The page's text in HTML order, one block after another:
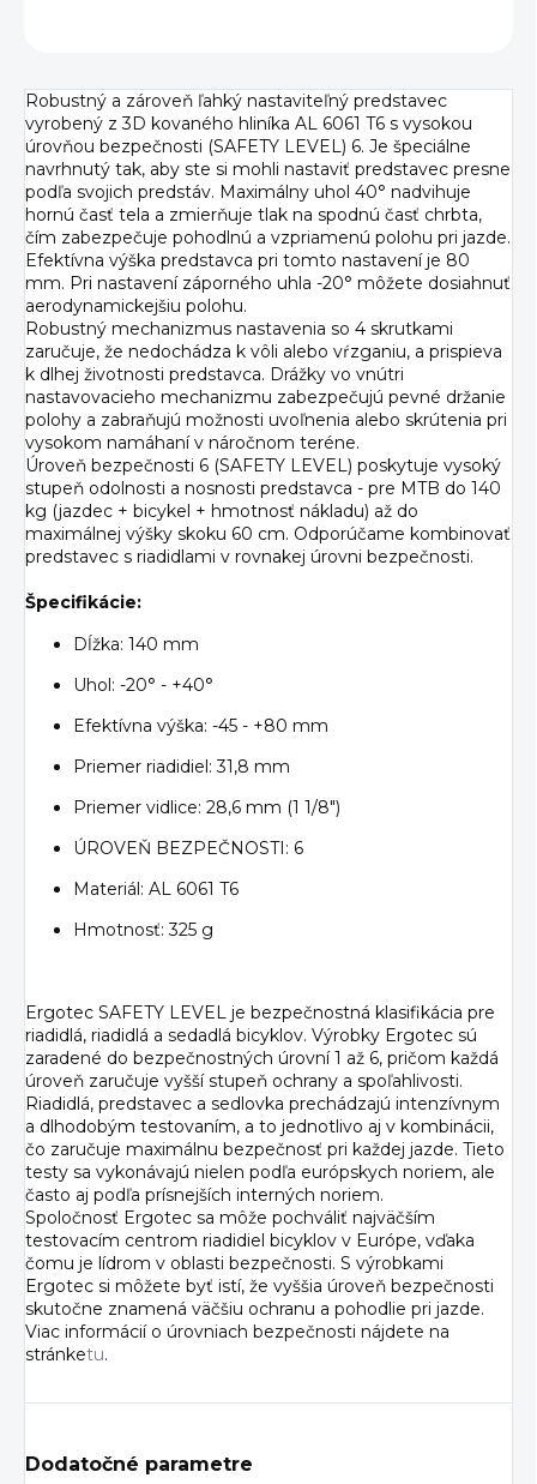
Robustný a zároveň ľahký nastaviteľný predstavec
vyrobený z 3D kovaného hliníka AL 6061 T6 s vysokou
úrovňou bezpečnosti (SAFETY LEVEL) 6. Je špeciálne
navrhnutý tak, aby ste si mohli nastaviť predstavec presne
podľa svojich predstáv. Maximálny uhol 40° nadvihuje
hornú časť tela a zmierňuje tlak na spodnú časť chrbta,
čím zabezpečuje pohodlnú a vzpriamenú polohu pri jazde.
Efektívna výška predstavca pri tomto nastavení je 80
mm. Pri nastavení záporného uhla -20° môžete dosiahnuť
aerodynamickejšiu polohu.
Robustný mechanizmus nastavenia so 4 skrutkami
zaručuje, že nedochádza k vôli alebo vŕzganiu, a prispieva
k dlhej životnosti predstavca. Drážky vo vnútri
nastavovacieho mechanizmu zabezpečujú pevné držanie
polohy a zabraňujú možnosti uvoľnenia alebo skrútenia pri
vysokom namáhaní v náročnom teréne.
Úroveň bezpečnosti 6 (SAFETY LEVEL) poskytuje vysoký
stupeň odolnosti a nosnosti predstavca - pre MTB do 140
kg (jazdec + bicykel + hmotnosť nákladu) až do
maximálnej výšky skoku 60 cm. Odporúčame kombinovať
predstavec s riadidlami v rovnakej úrovni bezpečnosti.
Špecifikácie:
Dĺžka: 140 mm
Uhol: -20° - +40°
Efektívna výška: -45 - +80 mm
Priemer riadidiel: 31,8 mm
Priemer vidlice: 28,6 mm (1 1/8")
ÚROVEŇ BEZPEČNOSTI: 6
Materiál: AL 6061 T6
Hmotnosť: 325 g
Ergotec SAFETY LEVEL je bezpečnostná klasifikácia pre
riadidlá, riadidlá a sedadlá bicyklov. Výrobky Ergotec sú
zaradené do bezpečnostných úrovní 1 až 6, pričom každá
úroveň zaručuje vyšší stupeň ochrany a spoľahlivosti.
Riadidlá, predstavec a sedlovka prechádzajú intenzívnym
a dlhodobým testovaním, a to jednotlivo aj v kombinácii,
čo zaručuje maximálnu bezpečnosť pri každej jazde. Tieto
testy sa vykonávajú nielen podľa európskych noriem, ale
často aj podľa prísnejších interných noriem.
Spoločnosť Ergotec sa môže pochváliť najväčším
testovacím centrom riadidiel bicyklov v Európe, vďaka
čomu je lídrom v oblasti bezpečnosti. S výrobkami
Ergotec si môžete byť istí, že vyššia úroveň bezpečnosti
skutočne znamená väčšiu ochranu a pohodlie pri jazde.
Viac informácií o úrovniach bezpečnosti nájdete na
stránketu.
Dodatočné parametre